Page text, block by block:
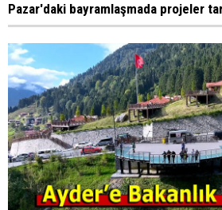
Pazar'daki bayramlaşmada projeler